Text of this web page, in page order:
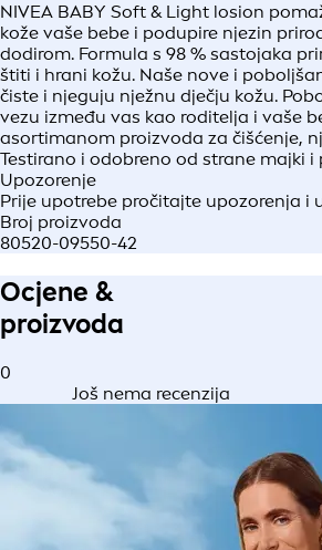
NIVEA BABY Soft & Light losion
kože vaše bebe i podupire njezin
dodirom. Formula s 98 % sastojaka
štiti i hrani kožu. Naše nove i
čiste i njeguju nježnu dječju kožu.
vezu između vas kao roditelja i vaše
asortimanom proizvoda za čišćenje,
Testirano i odobreno od strane majki i
Upozorenje
Prije upotrebe pročitajte upozorenja i
Broj proizvoda
80520-09550-42
Ocjene &
proizvoda
0
Još nema recenzija